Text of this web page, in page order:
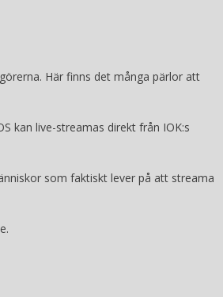
Här finns det många pärlor att
kan live-streamas direkt från IOK:s
som faktiskt lever på att streama